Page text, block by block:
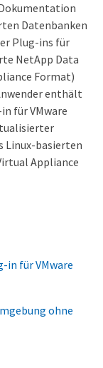
Datenbanken
Plug-ins für
NetApp Data
Format)
enthält
für VMware
Linux-basierten
Appliance
in für VMware
ohne